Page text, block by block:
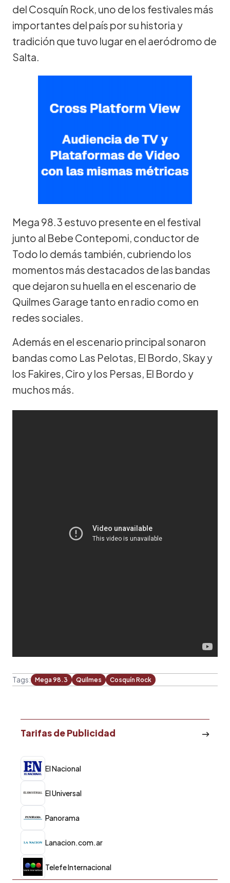
del Cosquín Rock, uno de los festivales más
importantes del país por su historia y
tradición que tuvo lugar en el aeródromo de
Salta.
Mega 98.3 estuvo presente en el festival
junto al Bebe Contepomi, conductor de
Todo lo demás también, cubriendo los
momentos más destacados de las bandas
que dejaron su huella en el escenario de
Quilmes Garage tanto en radio como en
redes sociales.
Además en el escenario principal sonaron
bandas como Las Pelotas, El Bordo, Skay y
los Fakires, Ciro y los Persas, El Bordo y
muchos más.
Tags: Mega 98.3 Quilmes Cosquín Rock
Tarifas de Publicidad
El Nacional
El Universal
Panorama
Lanacion.com.ar
Telefe Internacional